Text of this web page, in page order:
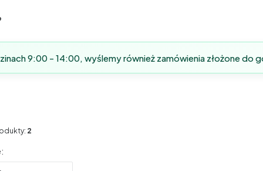
9:00 - 14:00, wyślemy również zamówienia złożone do
2